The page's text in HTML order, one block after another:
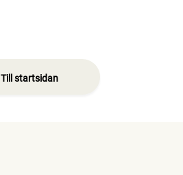
Till startsidan